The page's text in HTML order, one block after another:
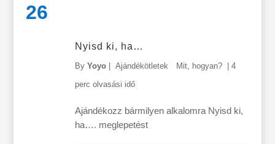
26
Nyisd ki, ha…
ByYoyo | Ajándékötletek Mit, hogyan? |4
perc olvasási idő
Ajándékozz bármilyen alkalomra Nyisd ki,
ha…. meglepetést